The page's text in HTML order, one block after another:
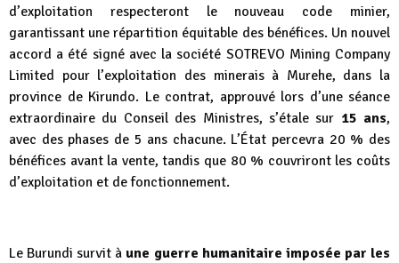
d’exploitation respecteront le nouveau code minier,
garantissant une répartition équitable des bénéfices. Un nouvel
accord a été signé avec la société SOTREVO Mining Company
Limited pour l’exploitation des minerais à Murehe, dans la
province de Kirundo. Le contrat, approuvé lors d’une séance
extraordinaire du Conseil des Ministres, s’étale sur 15 ans,
avec des phases de 5 ans chacune. L’État percevra 20 % des
bénéfices avant la vente, tandis que 80 % couvriront les coûts
d’exploitation et de fonctionnement.
Le Burundi survit àune guerre humanitaire imposée par les